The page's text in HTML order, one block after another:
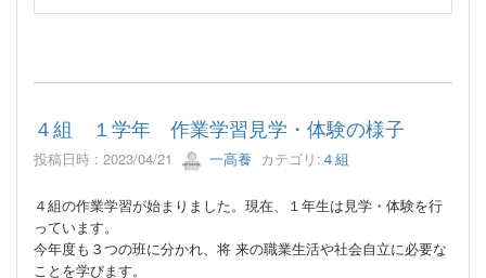
４組 １学年 作業学習見学・体験の様子
投稿日時 : 2023/04/21 一高養 カテゴリ: ４組
４組の作業学習が始まりました。現在、１年生は見学・体験を行
っています。
今年度も３つの班に分かれ、将 来の職業生活や社会自立に必要な
ことを学びます。